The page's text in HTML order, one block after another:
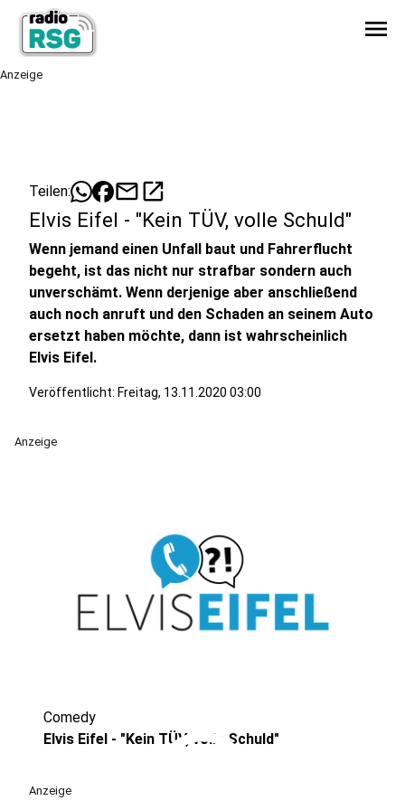
menu
Anzeige
Teilen: mailopen_in_new
Elvis Eifel - "Kein TÜV, volle Schuld"
Wenn jemand einen Unfall baut und Fahrerflucht
begeht, ist das nicht nur strafbar sondern auch
unverschämt. Wenn derjenige aber anschließend
auch noch anruft und den Schaden an seinem Auto
ersetzt haben möchte, dann ist wahrscheinlich
Elvis Eifel.
Veröffentlicht: Freitag, 13.11.2020 03:00
Anzeige
play_circle
Comedy
Elvis Eifel - "Kein TÜV, volle Schuld"
Anzeige